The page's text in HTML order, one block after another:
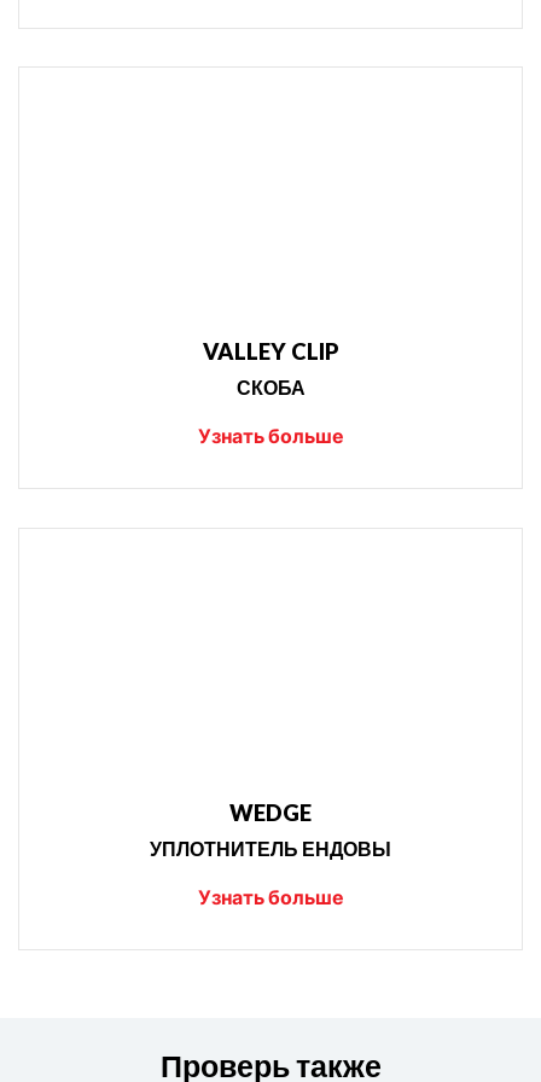
VALLEY CLIP
СКОБА
Узнать больше
WEDGE
УПЛОТНИТЕЛЬ ЕНДОВЫ
Узнать больше
Проверь также